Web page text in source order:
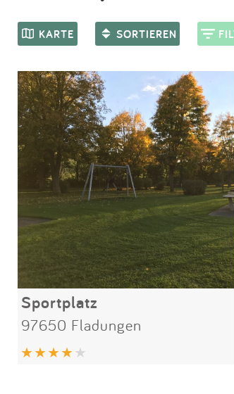
KARTE SORTIEREN
Sportplatz
97650 Fladungen